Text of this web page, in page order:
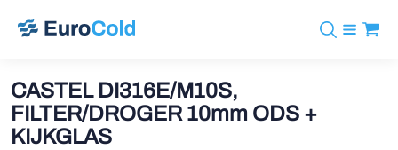
info@eurocold.nl
EN
Merken
BOCK
Castel
Koudemiddelen
Diensten
Downloads
Nieuws
CASTEL DI316E/M10S,
FILTER/DROGER 10mm ODS +
KIJKGLAS